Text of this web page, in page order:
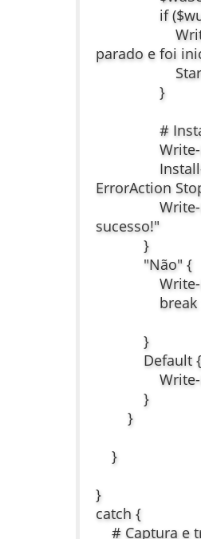
if
Write-Host
parado e foi
Start-
}
# Instala
Write-Host
Install-
ErrorAction
Write-Host
sucesso!"
}
"Não" {
Write-Host
break
}
Default {
Write-Host
}
}
}
}
catch {
# Captura e